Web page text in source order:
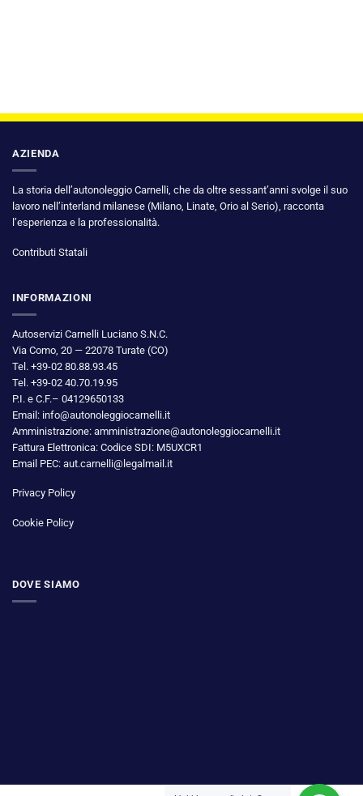
AZIENDA
La storia dell’autonoleggio Carnelli, che da oltre sessant’anni svolge il suo
lavoro nell’interland milanese (Milano, Linate, Orio al Serio), racconta
l’esperienza e la professionalità.
Contributi Statali
INFORMAZIONI
Autoservizi Carnelli Luciano S.N.C.
Via Como, 20 — 22078 Turate (CO)
Tel. +39-02 80.88.93.45
Tel. +39-02 40.70.19.95
P.I. e C.F.– 04129650133
Email: info@autonoleggiocarnelli.it
Amministrazione: amministrazione@autonoleggiocarnelli.it
Fattura Elettronica: Codice SDI: M5UXCR1
Email PEC: aut.carnelli@legalmail.it
Privacy Policy
Cookie Policy
DOVE SIAMO